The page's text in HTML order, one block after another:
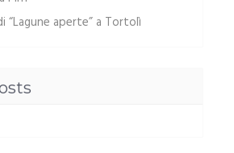
“Lagune aperte” a Tortolì